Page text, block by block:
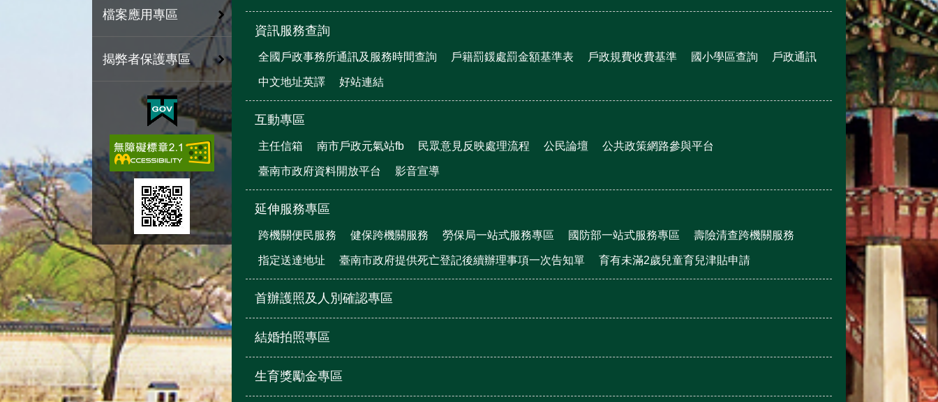
檔案應用專區
揭弊者保護專區
資訊服務查詢
全國戶政事務所通訊及服務時間查詢 戶籍罰鍰處罰金額基準表 戶政規費收費基準 國小學區查詢 戶政通訊
中文地址英譯 好站連結
互動專區
主任信箱 南市戶政元氣站fb 民眾意見反映處理流程 公民論壇 公共政策網路參與平台
臺南市政府資料開放平台 影音宣導
延伸服務專區
跨機關便民服務 健保跨機關服務 勞保局一站式服務專區 國防部一站式服務專區 壽險清查跨機關服務
指定送達地址 臺南市政府提供死亡登記後續辦理事項一次告知單 育有未滿2歲兒童育兒津貼申請
首辦護照及人別確認專區
結婚拍照專區
生育獎勵金專區